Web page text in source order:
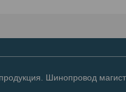
Шинопровод